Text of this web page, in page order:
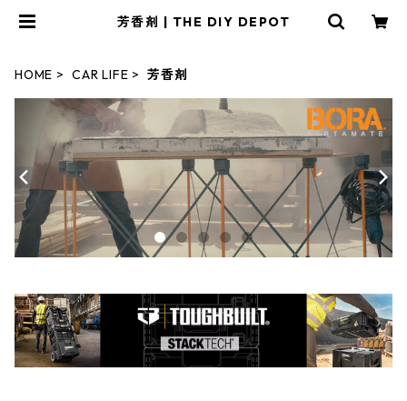
芳香剤 | THE DIY DEPOT
HOME CAR LIFE 芳香剤